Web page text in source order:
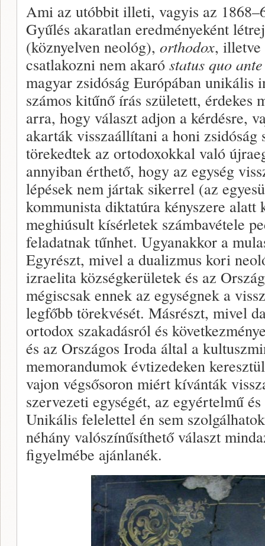
Ami az utóbbit illeti, vagyis az
Gyűlés akaratlan eredményeként
(köznyelven neológ), orthodox, illetve
csatlakozni nem akaró status quo ante
magyar zsidóság Európában unikális
számos kitűnő írás született, érdekes
arra, hogy választ adjon a kérdésre,
akarták visszaállítani a honi zsidóság
törekedtek az ortodoxokkal való
annyiban érthető, hogy az egység
lépések nem jártak sikerrel (az
kommunista diktatúra kényszere alatt
meghiúsult kísérletek számbavétele
feladatnak tűnhet. Ugyanakkor a
Egyrészt, mivel a dualizmus kori
izraelita községkerületek és az
mégiscsak ennek az egységnek a
legfőbb törekvését. Másrészt, mivel
ortodox szakadásról és
és az Országos Iroda által a
memorandumok évtizedeken
vajon végsősoron miért kívánták
szervezeti egységét, az egyértelmű
Unikális felelettel én sem
néhány valószínűsíthető választ
figyelmébe ajánlanék.